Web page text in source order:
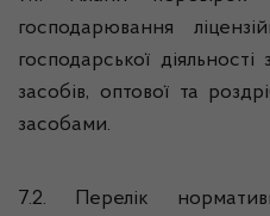
господарювання
господарської
засобів, оптової та
засобами.
7.2. Перелік